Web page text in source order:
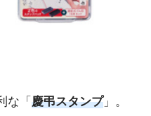
な「 慶弔スタンプ」。